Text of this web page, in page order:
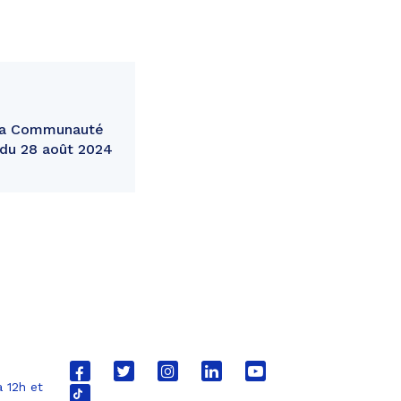
Communauté
28 août 2024
12h et
Lien
Lien
Lien
Lien
Lien